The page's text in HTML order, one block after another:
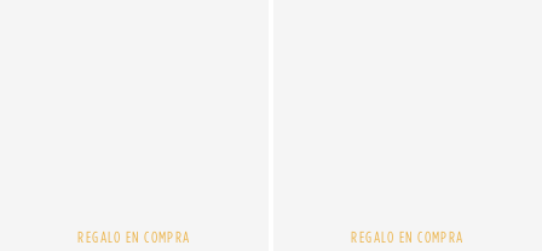
REGALO EN COMPRA REGALO EN COMPRA